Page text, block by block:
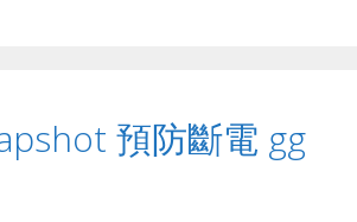
預防斷電 gg